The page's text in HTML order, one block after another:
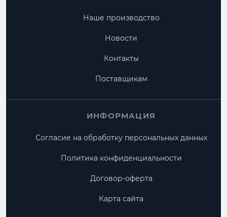
Наше производство
Новости
Контакты
Поставщикам
ИНФОРМАЦИЯ
Согласие на обработку персональных данных
Политика конфиденциальности
Договор-оферта
Карта сайта